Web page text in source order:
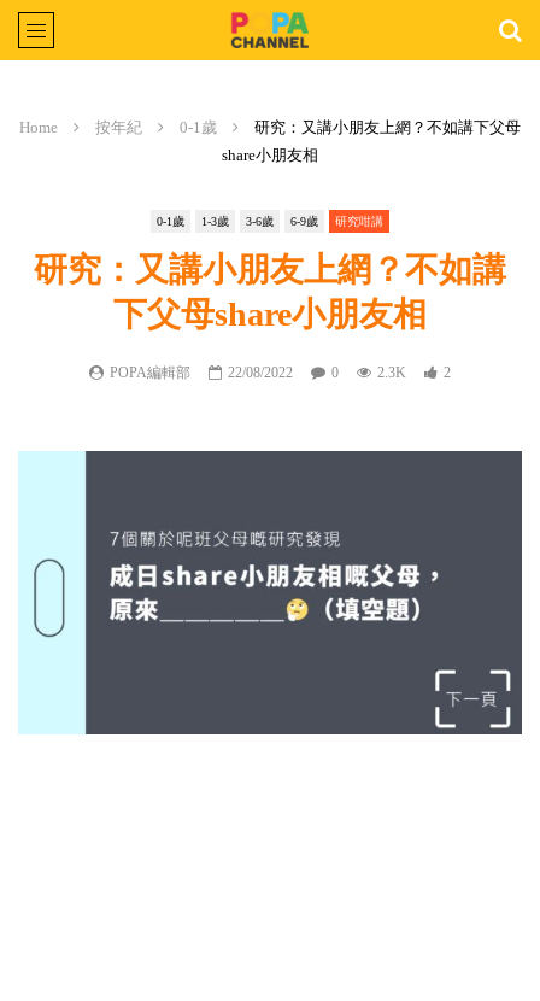
Home 按年紀 0-1歲
研究：又講小朋友上網？不如講下父母
share小朋友相
0-1歲 1-3歲 3-6歲 6-9歲 研究咁講
研究：又講小朋友上網？不如講
下父母share小朋友相
POPA編輯部 22/08/2022 0 2.3K 2